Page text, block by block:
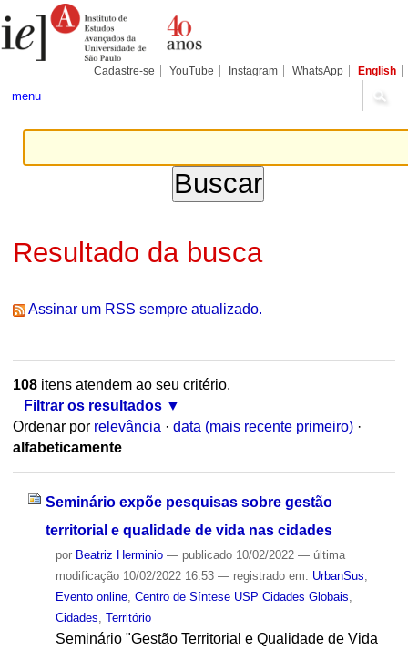
para
conteúdo.
Pessoais
Cadastre-se YouTube Instagram WhatsApp English
menu
Resultado da busca
Assinar um RSS sempre atualizado.
108itens atendem ao seu critério.
Filtrar os resultados
Ordenar por relevância · data (mais recente primeiro) ·
alfabeticamente
Seminário expõe pesquisas sobre gestão
territorial e qualidade de vida nas cidades
por Beatriz Herminio — publicado10/02/2022 — última
modificação10/02/2022 16:53 — registrado em: UrbanSus
Evento online, Centro de Síntese USP Cidades Globais
Cidades Território
Seminário "Gestão Territorial e Qualidade de Vida